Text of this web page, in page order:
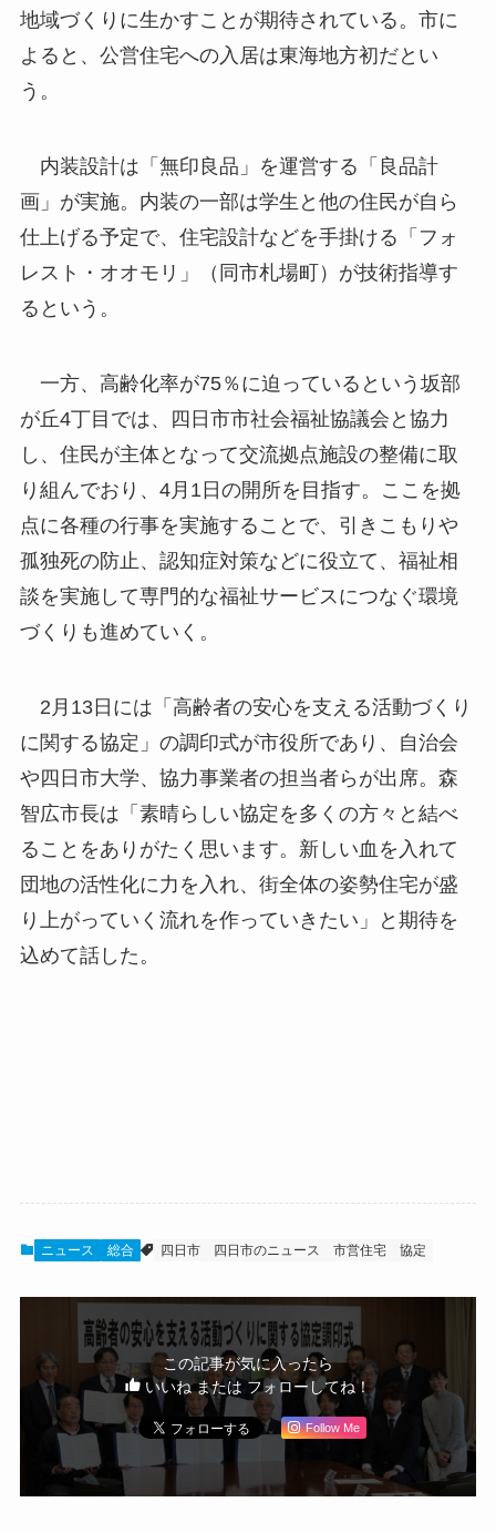
地域づくりに生かすことが期待されている。市に
よると、公営住宅への入居は東海地方初だとい
う。
内装設計は「無印良品」を運営する「良品計
画」が実施。内装の一部は学生と他の住民が自ら
仕上げる予定で、住宅設計などを手掛ける「フォ
レスト・オオモリ」（同市札場町）が技術指導す
るという。
一方、高齢化率が75％に迫っているという坂部
が丘4丁目では、四日市市社会福祉協議会と協力
し、住民が主体となって交流拠点施設の整備に取
り組んでおり、4月1日の開所を目指す。ここを拠
点に各種の行事を実施することで、引きこもりや
孤独死の防止、認知症対策などに役立て、福祉相
談を実施して専門的な福祉サービスにつなぐ環境
づくりも進めていく。
2月13日には「高齢者の安心を支える活動づくり
に関する協定」の調印式が市役所であり、自治会
や四日市大学、協力事業者の担当者らが出席。森
智広市長は「素晴らしい協定を多くの方々と結べ
ることをありがたく思います。新しい血を入れて
団地の活性化に力を入れ、街全体の姿勢住宅が盛
り上がっていく流れを作っていきたい」と期待を
込めて話した。
ニュース 総合 四日市 四日市のニュース 市営住宅 協定
この記事が気に入ったら
いいね または フォローしてね！
Follow Me